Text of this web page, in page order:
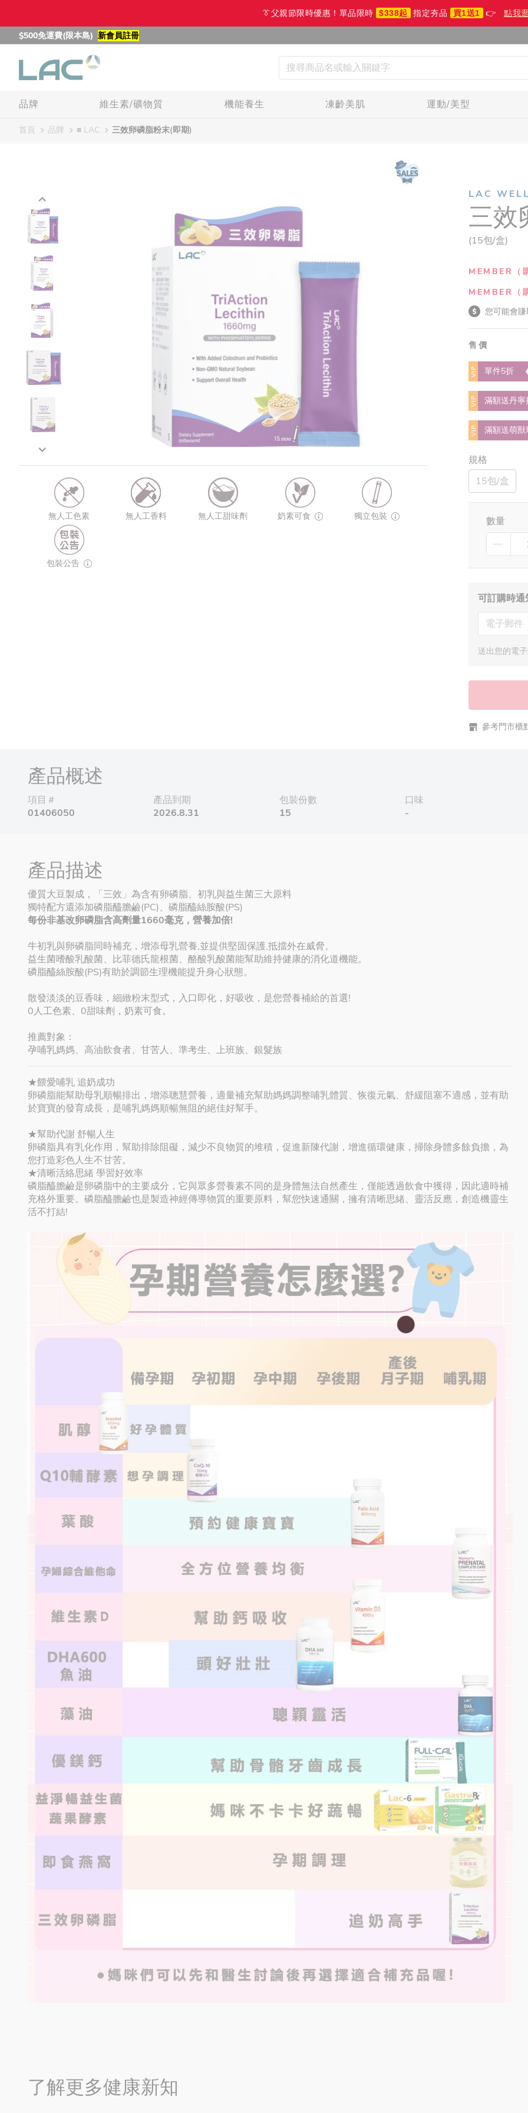
👔父親節限時優惠！單品限時 $338起 指定夯品 買1送1 👉 點我
$500免運費(限本島) 新會員註冊
品牌 維生素/礦物質 機能養生 凍齡美肌 運動/美型
首頁 品牌 ■ LAC 三效卵磷脂粉末(即期)
無人工色素 無人工香料 無人工甜味劑 奶素可食 獨立包裝
包裝公告
LAC
三效
(15包/盒)
MEMBER（
MEMBER（
您可能會
售價
VIP 單件5折
VIP 滿額送丹
VIP 滿額送萌獸
規格
15包/盒
數量
可訂購時通
送出您的電
參考門市櫃
產品概述
項目＃
01406050
產品到期
2026.8.31
包裝份數
15
口味
-
產品描述
優質大豆製成，「三效」為含有卵磷脂、初乳與益生菌三大原料
獨特配方還添加磷脂醯膽鹼(PC)、磷脂醯絲胺酸(PS)
每份非基改卵磷脂含高劑量1660毫克，營養加倍!
牛初乳與卵磷脂同時補充，增添母乳營養,並提供堅固保護,抵擋外在威脅。
益生菌嗜酸乳酸菌、比菲德氏龍根菌、酪酸乳酸菌能幫助維持健康的消化道機能。
磷脂醯絲胺酸(PS)有助於調節生理機能提升身心狀態。
散發淡淡的豆香味，細緻粉末型式，入口即化，好吸收，是您營養補給的首選!
0人工色素、0甜味劑，奶素可食。
推薦對象：
孕哺乳媽媽、高油飲食者、甘苦人、準考生、上班族、銀髮族
★餵愛哺乳 追奶成功
卵磷脂能幫助母乳順暢排出，增添聰慧營養，適量補充幫助媽媽調整哺乳體質、恢復元氣、舒緩阻塞不適感，並有助
於寶寶的發育成長，是哺乳媽媽順暢無阻的絕佳好幫手。
★幫助代謝 舒暢人生
卵磷脂具有乳化作用，幫助排除阻礙，減少不良物質的堆積，促進新陳代謝，增進循環健康，掃除身體多餘負擔，為
您打造彩色人生不甘苦。
★清晰活絡思緒 學習好效率
磷脂醯膽鹼是卵磷脂中的主要成分，它與眾多營養素不同的是身體無法自然產生，僅能透過飲食中獲得，因此適時補
充格外重要。磷脂醯膽鹼也是製造神經傳導物質的重要原料，幫您快速通關，擁有清晰思緒、靈活反應，創造機靈生
活不打結!
了解更多健康新知